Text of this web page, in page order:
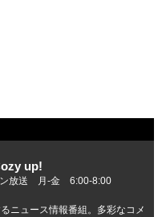
up!
ン放送 月-金 6:00-8:00
ニュース情報番組。多彩なコメ